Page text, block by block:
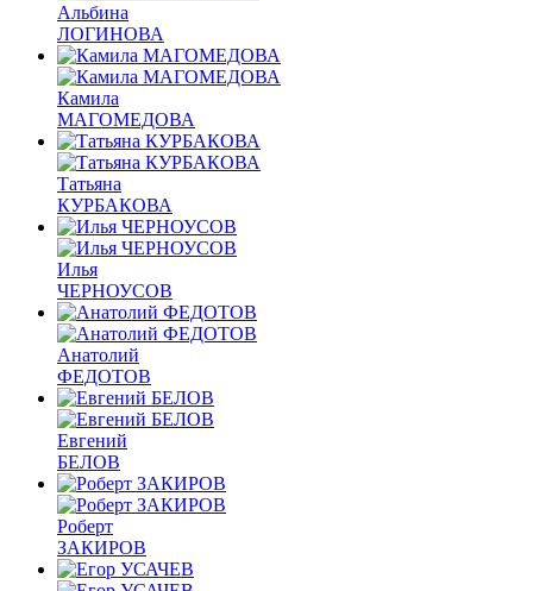
Альбина
ЛОГИНОВА
Камила
МАГОМЕДОВА
Татьяна
КУРБАКОВА
Илья
ЧЕРНОУСОВ
Анатолий
ФЕДОТОВ
Евгений
БЕЛОВ
Роберт
ЗАКИРОВ